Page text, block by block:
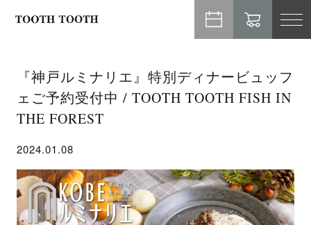
『神戸ルミナリエ』特別ディナービュッフ
ェご予約受付中 / TOOTH TOOTH FISH IN
THE FOREST
2024.01.08